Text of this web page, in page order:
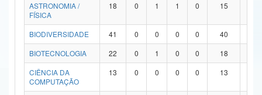
Secretaria de Governo
Advocacia-Geral da União
Banco Central do Brasil
ASTRONOMIA /
FÍSICA
18 0 1 1 0 15
BIODIVERSIDADE 41 0 0 0 0 40
BIOTECNOLOGIA
22 0 1 0 0 18
CIÊNCIA DA
COMPUTAÇÃO
13 0 0 0 0 13